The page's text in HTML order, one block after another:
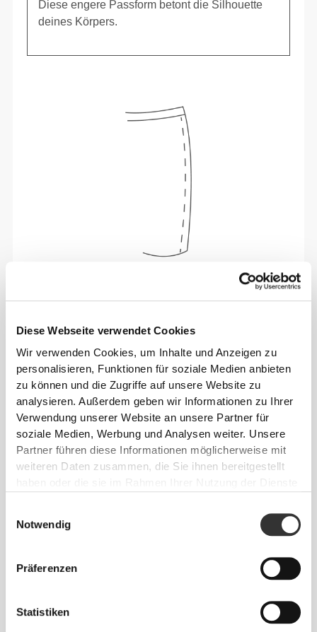
Diese Webseite verwendet Cookies
Wir verwenden Cookies, um Inhalte und Anzeigen zu
personalisieren, Funktionen für soziale Medien anbieten
zu können und die Zugriffe auf unsere Website zu
analysieren. Außerdem geben wir Informationen zu Ihrer
Verwendung unserer Website an unsere Partner für
soziale Medien, Werbung und Analysen weiter. Unsere
Partner führen diese Informationen möglicherweise mit
weiteren Daten zusammen, die Sie ihnen bereitgestellt
Notwendig
Präferenzen
Statistiken
Diese engere Passform betont die Silhouette
deines Körpers.
Sich jeden Tag bequem und frei bewegen zu
entspannte Passform für einen lässigen Look.
EMPFOHLENE GRÖSSE BASIEREND AUF D